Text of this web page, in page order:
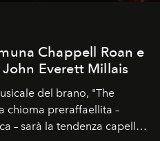
Chappell Roan e
Everett Millais
del brano, "The
chioma preraffaellita –
– sarà la tendenza capelli